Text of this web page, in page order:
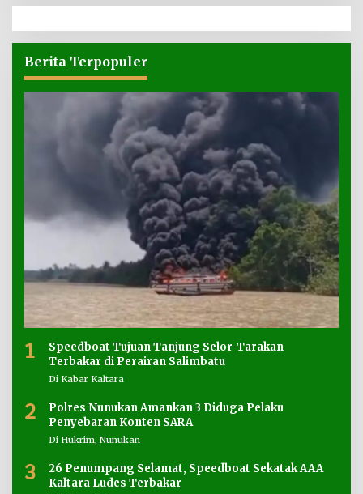
Berita Terpopuler
1
Speedboat Tujuan Tanjung Selor-Tarakan
Terbakar di Perairan Salimbatu
Di Kabar Kaltara
2
Polres Nunukan Amankan 3 Diduga Pelaku
Penyebaran Konten SARA
Di Hukrim, Nunukan
3
26 Penumpang Selamat, Speedboat Sekatak AAA
Kaltara Ludes Terbakar